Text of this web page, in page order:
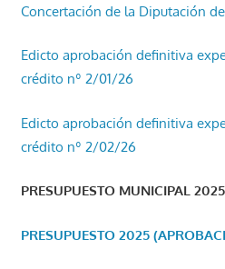
Concertación de la Diputación
Edicto aprobación definitiva
crédito nº 2/01/26
Edicto aprobación definitiva
crédito nº 2/02/26
PRESUPUESTO MUNICIPAL 2025
PRESUPUESTO 2025